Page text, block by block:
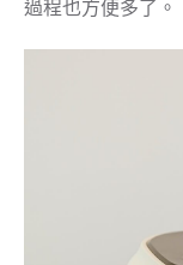
過程也方便多了。